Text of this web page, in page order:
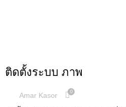
ติดตั้งระบบ ภาพ
Amar Kasor 0